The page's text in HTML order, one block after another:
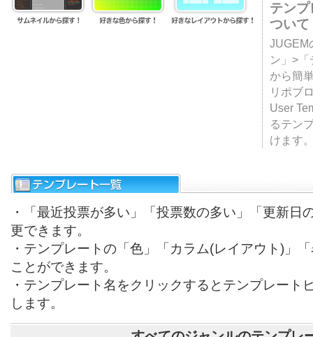
テン
ついて
JUGEM
ン」>
から簡
リポブ
User
るテン
けます
・「最近投票が多い」「投票数の多い」「更新日
更できます。
・テンプレートの「色」「カラム(レイアウト)」
ことができます。
・テンプレート名をクリックするとテンプレート
します。